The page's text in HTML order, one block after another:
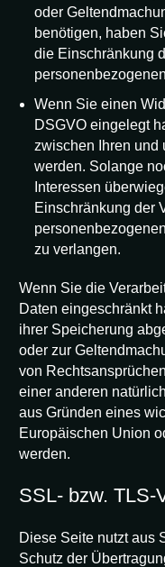
oder
benötigen, haben
die Einschränkung
Wenn Sie einen
DSGVO eingelegt
zwischen Ihren und
werden. Solange
Interessen
Einschränkung der
zu verlangen.
Wenn Sie die
Daten eingeschränkt
ihrer Speicherung
oder zur
von
einer anderen
aus Gründen eines
Europäischen Union
werden.
SSL- bzw. TLS-
Diese Seite nutzt aus
Schutz der